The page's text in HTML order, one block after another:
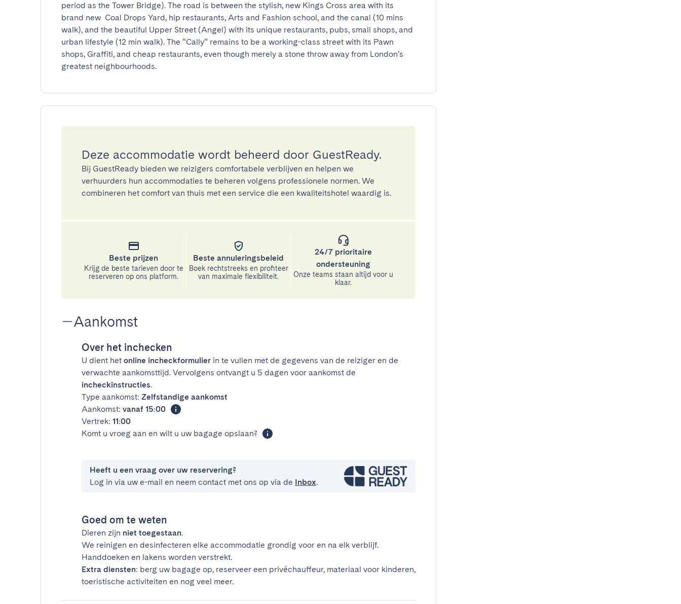
period as the Tower Bridge). The road is between the stylish, new Kings Cross area with its
brand new  Coal Drops Yard, hip restaurants, Arts and Fashion school, and the canal (10 mins
walk), and the beautiful Upper Street (Angel) with its unique restaurants, pubs, small shops, and
urban lifestyle (12 min walk). The “Cally” remains to be a working-class street with its Pawn
shops, Graffiti, and cheap restaurants, even though merely a stone throw away from London’s
greatest neighbourhoods.
Deze accommodatie wordt beheerd door GuestReady.
Bij GuestReady bieden we reizigers comfortabele verblijven en helpen we
verhuurders hun accommodaties te beheren volgens professionele normen. We
combineren het comfort van thuis met een service die een kwaliteitshotel waardig is.
Beste prijzen
Krijg de beste tarieven door te
reserveren op ons platform.
Beste annuleringsbeleid
Boek rechtstreeks en profiteer
van maximale flexibiliteit.
24/7 prioritaire
ondersteuning
Onze teams staan altijd voor u
klaar.
Aankomst
Over het inchecken
U dient het online incheckformulier in te vullen met de gegevens van de reiziger en de
verwachte aankomsttijd. Vervolgens ontvangt u 5 dagen voor aankomst de
incheckinstructies.
Type aankomst: Zelfstandige aankomst
Aankomst: vanaf 15:00
Vertrek: 11:00
Komt u vroeg aan en wilt u uw bagage opslaan?
Heeft u een vraag over uw reservering?
Log in via uw e-mail en neem contact met ons op via de Inbox.
Goed om te weten
Dieren zijn niet toegestaan.
We reinigen en desinfecteren elke accommodatie grondig voor en na elk verblijf.
Handdoeken en lakens worden verstrekt.
Extra diensten: berg uw bagage op, reserveer een privéchauffeur, materiaal voor kinderen,
toeristische activiteiten en nog veel meer.